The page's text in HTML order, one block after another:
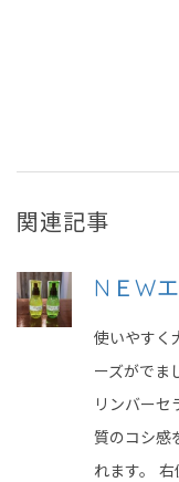
関連記事
NＥW
使いやすく
ーズがでま
リンバーセ
質のコシ感
れます。